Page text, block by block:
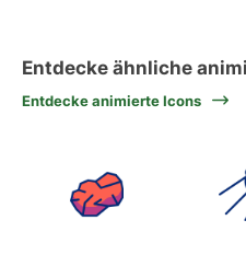
Entdecke ähnliche
Entdecke animierte Icons